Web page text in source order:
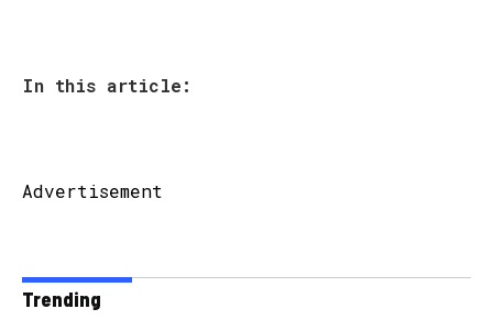
In this article:
Advertisement
Trending